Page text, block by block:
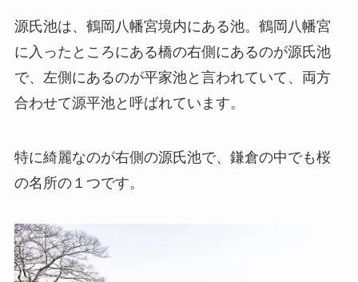
源氏池は、鶴岡八幡宮境内にある池。鶴岡八幡宮
に入ったところにある橋の右側にあるのが源氏池
で、左側にあるのが平家池と言われていて、両方
合わせて源平池と呼ばれています。
特に綺麗なのが右側の源氏池で、鎌倉の中でも桜
の名所の１つです。